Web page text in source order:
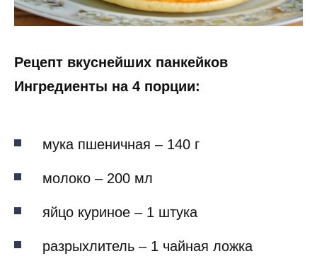
Рецепт вкуснейших панкейков
Ингредиенты на 4 порции:
мука пшеничная – 140 г
молоко – 200 мл
яйцо куриное – 1 штука
разрыхлитель – 1 чайная ложка